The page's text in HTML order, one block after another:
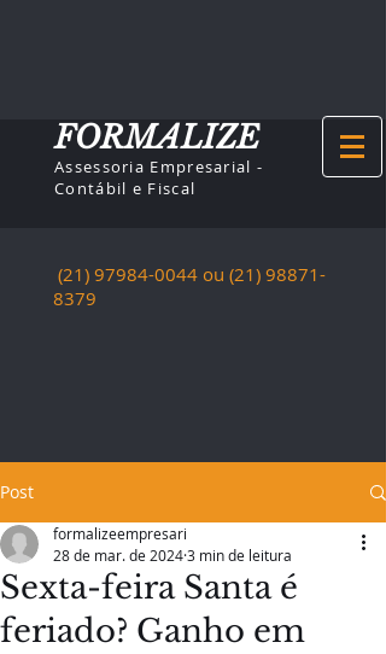
Assessoria Empresarial -
Contábil e Fiscal
FORMALIZE
(21) 97984-0044 ou (21) 98871-
8379
Post
Sexta-feira Santa é
feriado? Ganho em
formalizeempresari
28 de mar. de 20243 min de leitura